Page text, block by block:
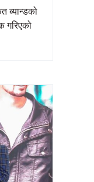
ब्यान्डको
गरिएको